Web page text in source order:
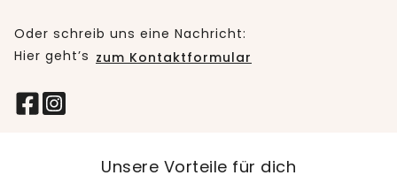
Oder schreib uns eine Nachricht:
Hier geht’s zum Kontaktformular
Unsere Vorteile für dich